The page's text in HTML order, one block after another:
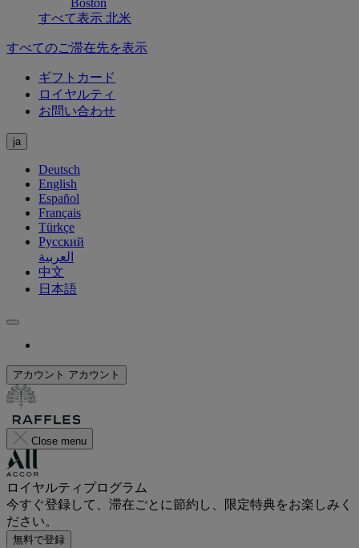
Boston
すべて表示 北米
すべてのご滞在先を表示
ギフトカード
ロイヤルティ
お問い合わせ
ja
Deutsch
English
Español
Français
Türkçe
Русский
العربية
中文
日本語
アカウント アカウント
Close menu
ロイヤルティプログラム
今すぐ登録して、滞在ごとに節約し、限定特典をお楽しみく
ださい。
無料で登録